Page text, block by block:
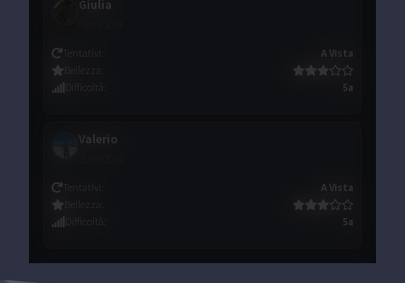
Giulia
Tentativi :
A Vista
Bellezza :
Difficoltà : 5a
Valerio
Tentativi :
A Vista
Bellezza :
Difficoltà : 5a